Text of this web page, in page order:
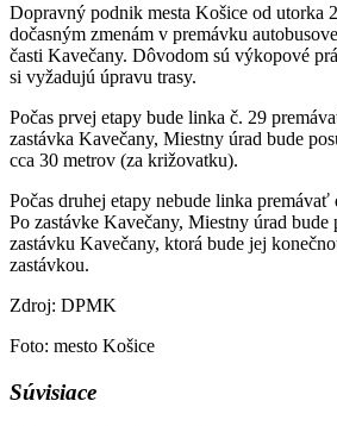
Dopravný podnik mesta Košice od utorka
dočasným zmenám v premávku
časti Kavečany. Dôvodom sú výkopové
si vyžadujú úpravu trasy.
Počas prvej etapy bude linka č. 29
zastávka Kavečany, Miestny úrad bude
cca 30 metrov (za križovatku).
Počas druhej etapy nebude linka
Po zastávke Kavečany, Miestny úrad
zastávku Kavečany, ktorá bude jej
zastávkou.
Zdroj: DPMK
Foto: mesto Košice
Súvisiace